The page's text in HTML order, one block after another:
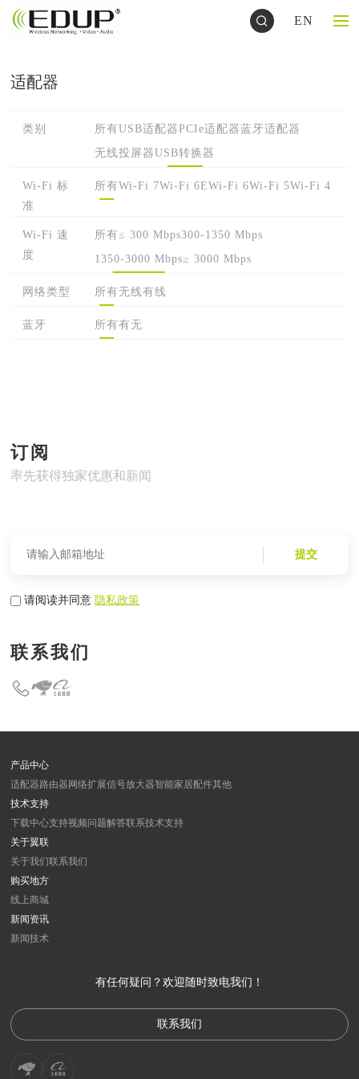
EN
适配器
类别 所有USB适配器PCIe适配器蓝牙适配器
无线投屏器USB转换器
Wi-Fi 标
准
所有Wi-Fi 7Wi-Fi 6EWi-Fi 6Wi-Fi 5Wi-Fi 4
Wi-Fi 速
度
所有≤ 300 Mbps300-1350 Mbps
1350-3000 Mbps≥ 3000 Mbps
网络类型 所有 无线有线
蓝牙 所有有 无
订阅
率先获得独家优惠和新闻
提交
请阅读并同意隐私政策
联系我们
产品中心
适配器路由器 网络扩展信号放大器智能家居配件其他
技术支持
下载中心支持视频问题解答联系技术支持
关于翼联
关于我们联系我们
购买地方
线上商城
新闻资讯
新闻技术
有任何疑问？欢迎随时致电我们！
联系我们